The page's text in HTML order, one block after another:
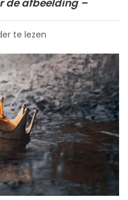
de afbeelding –
te lezen